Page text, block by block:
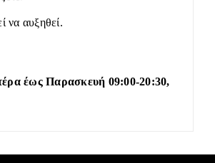
να αυξηθεί.
έως Παρασκευή 09:00-20:30,